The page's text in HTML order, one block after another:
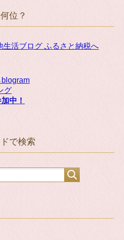
位？
グ
中！
で検索